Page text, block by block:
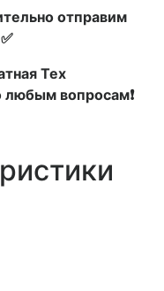
отправим
Тех
вопросам❗